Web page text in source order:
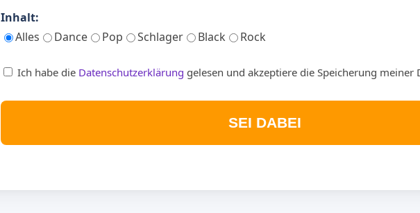
Inhalt:
Alles
Dance Pop Schlager Black Rock
Ich habe die Datenschutzerklärung gelesen und akzeptiere die Speicherung meiner
SEI DABEI